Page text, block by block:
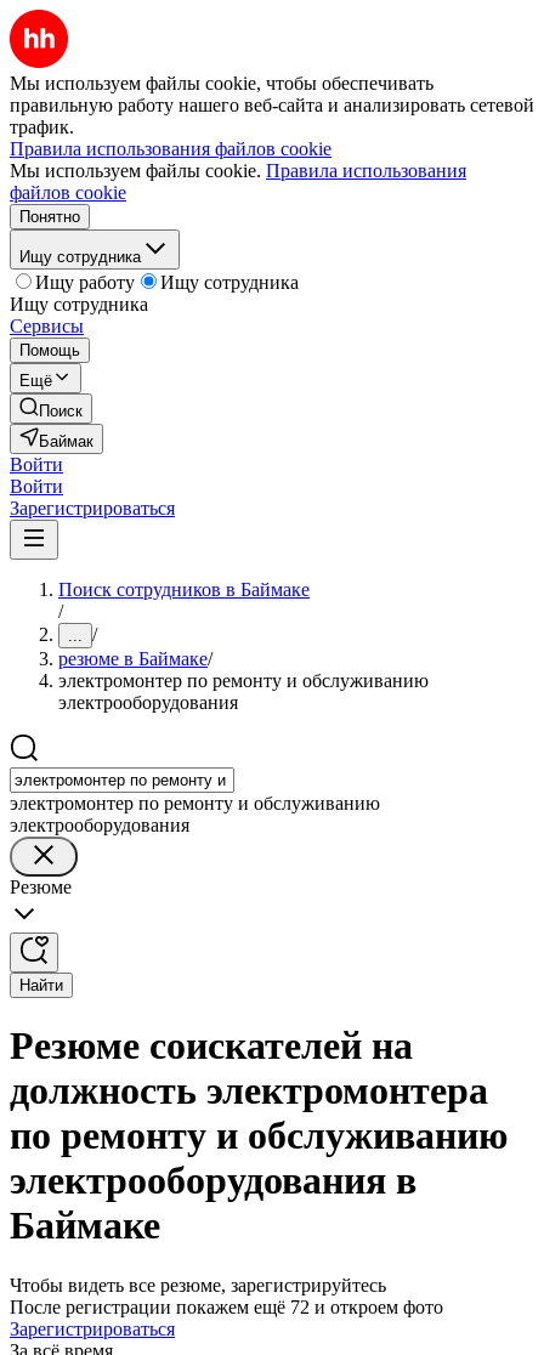
Мы используем файлы cookie, чтобы обеспечивать
правильную работу нашего веб-сайта и анализировать сетевой
трафик.
Правила использования файлов cookie
Мы используем файлы cookie. Правила использования
файлов cookie
Понятно
Ищу сотрудника
Ищу работу
Ищу сотрудника
Ищу сотрудника
Сервисы
Помощь
Ещё
Поиск
Баймак
Войти
Войти
Зарегистрироваться
Поиск сотрудников в Баймаке
/
... /
резюме в Баймаке/
электромонтер по ремонту и обслуживанию
электрооборудования
электромонтер по ремонту и обслуживанию
электрооборудования
Резюме
Найти
Резюме соискателей на
должность электромонтера
по ремонту и обслуживанию
электрооборудования в
Баймаке
Чтобы видеть все резюме, зарегистрируйтесь
После регистрации покажем ещё 72 и откроем фото
Зарегистрироваться
За всё время